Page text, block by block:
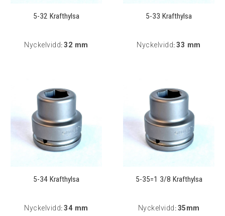
5-32 Krafthylsa
Nyckelvidd: 32 mm
5-33 Krafthylsa
Nyckelvidd: 33 mm
5-34 Krafthylsa
Nyckelvidd: 34 mm
5-35=1 3/8 Krafthylsa
Nyckelvidd : 35mm